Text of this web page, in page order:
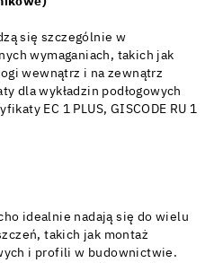
się szczególnie w
wymaganiach, takich jak
wewnątrz i na zewnątrz
dla wykładzin podłogowych
EC 1 PLUS, GISCODE RU 1
idealnie nadają się do wielu
takich jak montaż
i profili w budownictwie.